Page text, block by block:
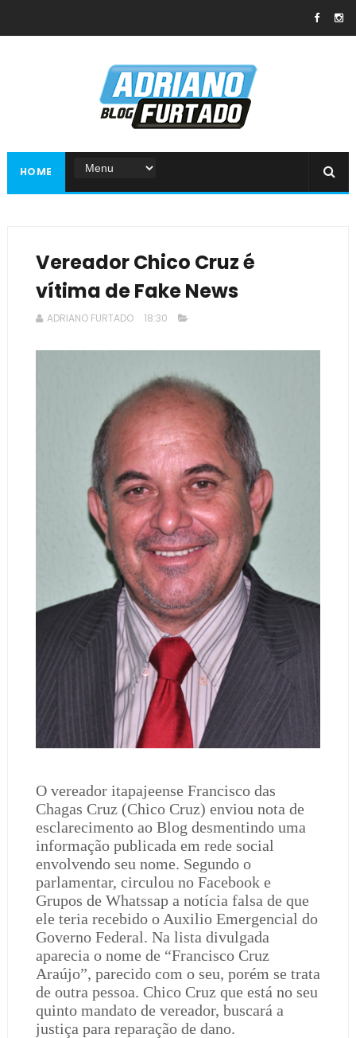
HOME
Vereador Chico Cruz é
vítima de Fake News
ADRIANO FURTADO 18:30
O vereador itapajeense Francisco das
Chagas Cruz (Chico Cruz) enviou nota de
esclarecimento ao Blog desmentindo uma
informação publicada em rede social
envolvendo seu nome. Segundo o
parlamentar, circulou no Facebook e
Grupos de Whatssap a notícia falsa de que
ele teria recebido o Auxilio Emergencial do
Governo Federal. Na lista divulgada
aparecia o nome de “Francisco Cruz
Araújo”, parecido com o seu, porém se trata
de outra pessoa. Chico Cruz que está no seu
quinto mandato de vereador, buscará a
justiça para reparação de dano.